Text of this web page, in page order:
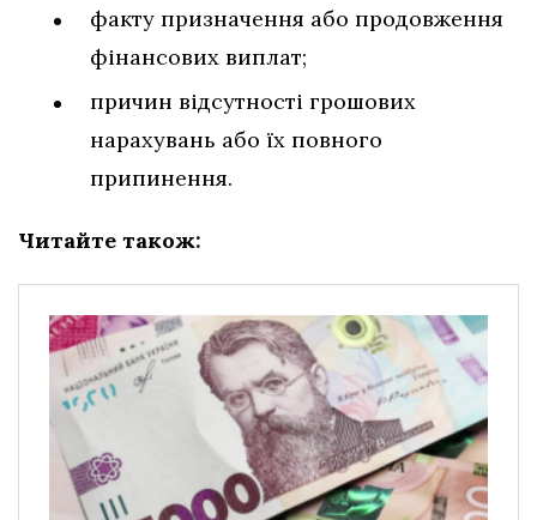
факту призначення або продовження
фінансових виплат;
причин відсутності грошових
нарахувань або їх повного
припинення.
Читайте також: